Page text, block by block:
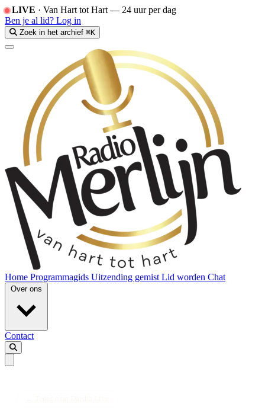
LIVE · Van Hart tot Hart — 24 uur per dag
Ben je al lid? Log in
Zoek in het archief ⌘K
Home Programmagids Uitzending gemist Lid worden Chat
Over ons
Contact